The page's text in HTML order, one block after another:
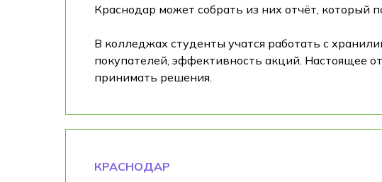
Краснодар может собрать из них отчёт, который
В колледжах студенты учатся работать с
покупателей, эффективность акций. Настоящее
принимать решения.
КРАСНОДАР